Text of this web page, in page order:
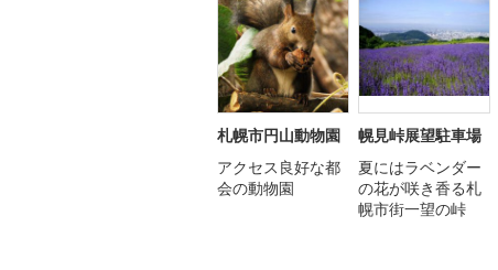
札幌市円山動物園
アクセス良好な都
会の動物園
幌見峠展望駐車場
夏にはラベンダー
の花が咲き香る札
幌市街一望の峠